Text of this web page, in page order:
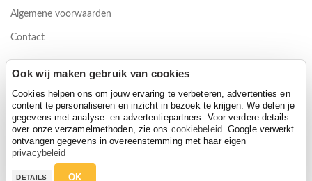
Algemene voorwaarden
Contact
Waterwinweg 9
Ook wij maken gebruik van cookies
Cookies helpen ons om jouw ervaring te verbeteren, advertenties en
content te personaliseren en inzicht in bezoek te krijgen. We delen je
gegevens met analyse- en advertentiepartners. Voor verdere details
over onze verzamelmethoden, zie ons cookiebeleid. Google verwerkt
ontvangen gegevens in overeenstemming met haar eigen
privacybeleid
DETAILS OK